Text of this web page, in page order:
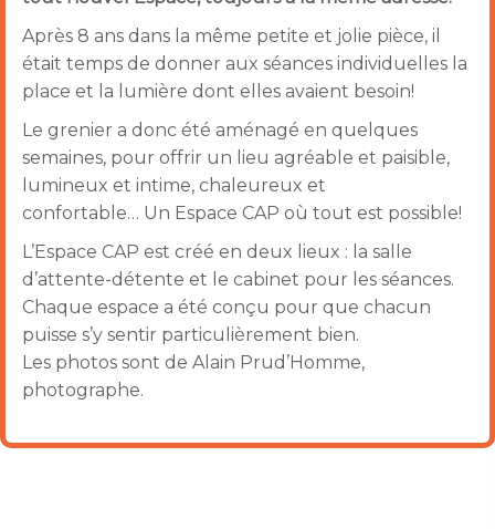
Après 8 ans dans la même petite et jolie pièce, il
était temps de donner aux séances individuelles la
place et la lumière dont elles avaient besoin!
Le grenier a donc été aménagé en quelques
semaines, pour offrir un lieu agréable et paisible,
lumineux et intime, chaleureux et
confortable… Un Espace CAP où tout est possible!
L’Espace CAP est créé en deux lieux : la salle
d’attente-détente et le cabinet pour les séances.
Chaque espace a été conçu pour que chacun
puisse s’y sentir particulièrement bien.
Les photos sont de Alain Prud’Homme,
photographe.